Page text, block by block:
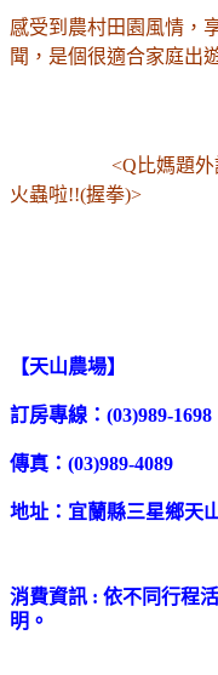
感受到農村田園風情，
聞，是個很適合家庭出
<Q比媽題外話: 我
火蟲啦!!(握拳)>
【天山農場】
訂房專線：(03)989-1698
傳真：(03)989-4089
地址：宜蘭縣三星鄉天
消費資訊 : 依不同行程
明。